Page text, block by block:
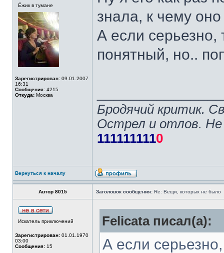
Ёжик в тумане
Зарегистрирован: 09.01.2007
16:31
Сообщения: 4215
Откуда: Москва
знала, к чему
А если
понятный, но..
Бродячий критик.
Острел и отлов. Не
1111111110
Вернуться к началу
Автор 8015 Заголовок сообщения: Re: Вещи, которых не было
Искатель приключений
Зарегистрирован: 01.01.1970
03:00
Сообщения: 15
Felicata писал(а):
А если